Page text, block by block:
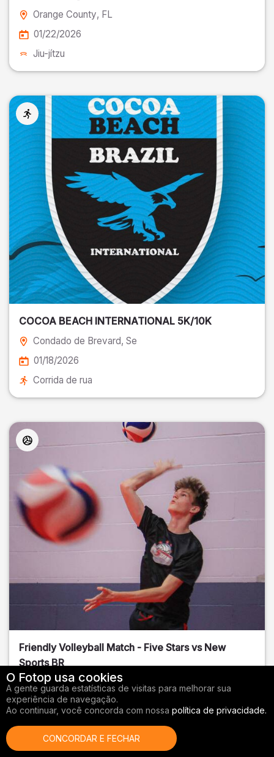
Orange County, FL
01/22/2026
Jiu-jítzu
COCOA BEACH INTERNATIONAL 5K/10K
Condado de Brevard, Se
01/18/2026
Corrida de rua
Friendly Volleyball Match - Five Stars vs New
Sports BR
Orange County, FL
01/14/2026
O Fotop usa cookies
A gente guarda estatísticas de visitas para melhorar sua
experiência de navegação.
Ao continuar, você concorda com nossa política de privacidade.
CONCORDAR E FECHAR